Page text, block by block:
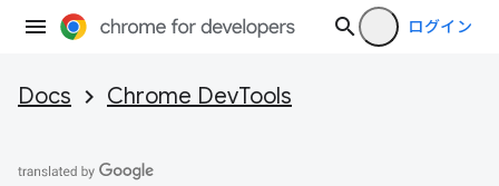
ログイン
Docs Chrome DevTools